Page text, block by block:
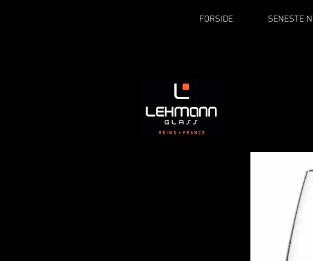
FORSIDE SENESTE